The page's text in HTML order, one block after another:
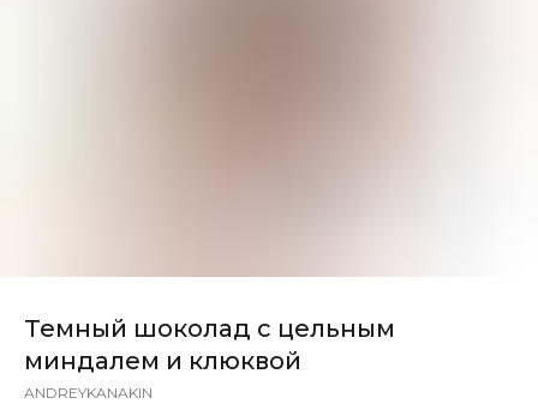
Темный шоколад с цельным
миндалем и клюквой
ANDREYKANAKIN